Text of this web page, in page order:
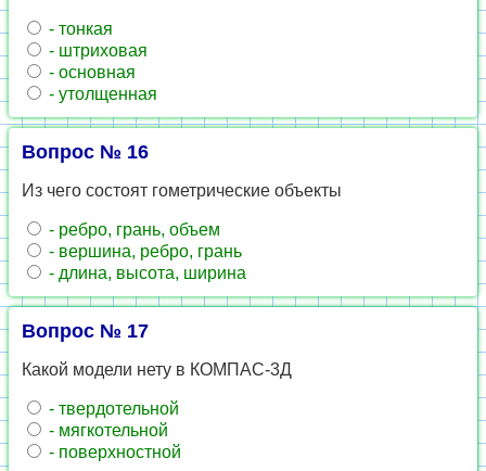
- тонкая
- штриховая
- основная
- утолщенная
Вопрос № 16
Из чего состоят гометрические объекты
- ребро, грань, объем
- вершина, ребро, грань
- длина, высота, ширина
Вопрос № 17
Какой модели нету в КОМПАС-3Д
- твердотельной
- мягкотельной
- поверхностной